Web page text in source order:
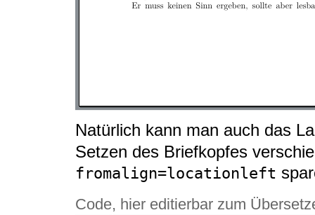
Natürlich kann man auch das
Setzen des Briefkopfes
fromalign=locationleft
Code, hier editierbar zum